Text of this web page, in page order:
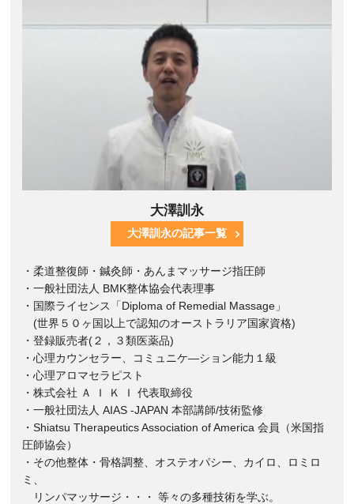
大澤訓永
大澤訓永の記事一覧
・柔道整復師・鍼灸師・あんまマッサージ指圧師
・一般社団法人 BMK整体協会代表理事
・国際ライセンス「Diploma of Remedial Massage」
(世界５０ヶ国以上で認知のオーストラリア国家資格)
・登録販売者(２，３類医薬品)
・心理カウンセラー、コミュニケ―ション能力１級
・心理アロマセラピスト
・株式会社 Ａ Ｉ Ｋ Ｉ 代表取締役
・一般社団法人 AIAS -JAPAN 本部講師/技術監修
・Shiatsu Therapeutics Association of America 会員（米国指
圧師協会）
・その他整体・骨格調整、オステオパシー、カイロ、ロミロ
ミ、
リンパマッサージ・・・ 等々の多種技術を学ぶ。